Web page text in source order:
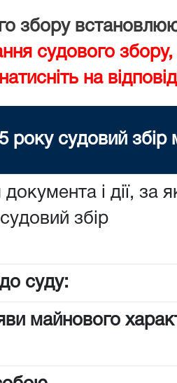
збору
судового
на
року судовий
і дії, за
збір
суду:
майнового